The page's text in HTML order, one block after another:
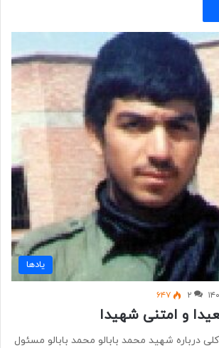
یادها
۲ ۶۴۷
و امتنی شهیدا
درباره شهید محمد بابالو محمد بابالو مسئول